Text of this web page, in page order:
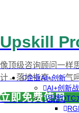
企业AI+创新
AI+创新
品牌DTC
Upskill
像顶级咨询顾问一样
计→落地指南，一气呵
立即免费使用